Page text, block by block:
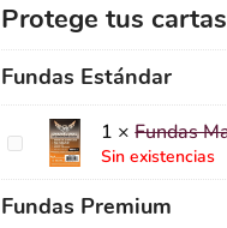
Protege tus
Fundas Estándar
Fundas
Mayday
USA
1 ×Fundas
Sin existencias
Fundas Premium